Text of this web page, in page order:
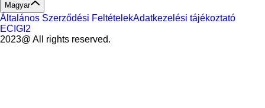
Magyar
Általános Szerződési FeltételekAdatkezelési tájékoztató
ECIGI2
2023@ All rights reserved.